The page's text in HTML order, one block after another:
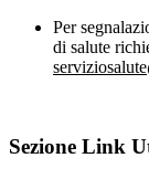
Per
di salute
Sezione Link